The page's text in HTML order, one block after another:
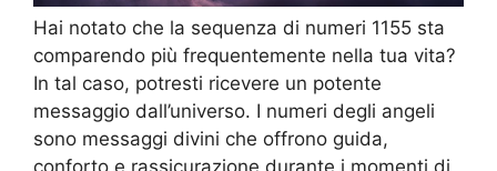
Hai notato che la sequenza di numeri 1155 sta
comparendo più frequentemente nella tua vita?
In tal caso, potresti ricevere un potente
messaggio dall’universo. I numeri degli angeli
sono messaggi divini che offrono guida,